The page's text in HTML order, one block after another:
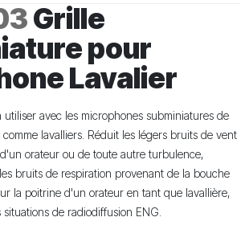
Grille
pour
Lavalier
utiliser avec les microphones subminiatures de
lavalliers. Réduit les légers bruits de vent
orateur ou de toute autre turbulence,
bruits de respiration provenant de la bouche
la poitrine d'un orateur en tant que lavallière,
de radiodiffusion ENG.